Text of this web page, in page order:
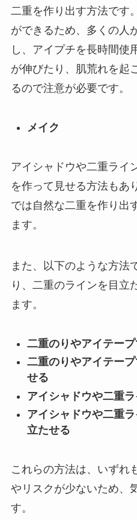
二重を作り出す方法です
ができるため、多くの人
し、アイプチを長時間使
が伸びたり、肌荒れを起
るので注意が必要です。
メイク
アイシャドウや二重ライ
を作って見せる方法もあ
では自然な二重を作り出
ます。
また、以下のような方法
り、二重のラインを目立
ます。
二重のりやアイテー
二重のりやアイテー
せる
アイシャドウや二重
アイシャドウや二重
立たせる
これらの方法は、いずれ
やリスクが少ないため、
す。